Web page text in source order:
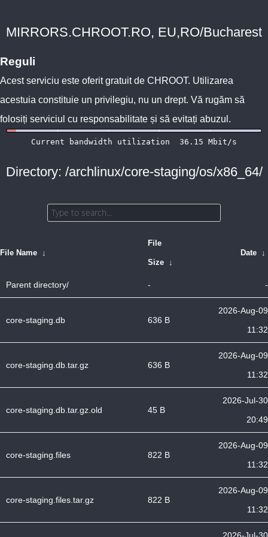
MIRRORS.CHROOT.RO, EU,RO/Bucharest
Reguli
Acest serviciu este oferit gratuit de CHROOT. Utilizarea
acestuia constituie un privilegiu, nu un drept. Vă rugăm să
folosiți serviciul cu responsabilitate și să evitați abuzul.
Directory: /archlinux/core-staging/os/x86_64/
File Name ↓
File
Size ↓
Date ↓
Parent directory/ - -
core-staging.db 636 B
2026-Aug-09
11:32
core-staging.db.tar.gz 636 B
2026-Aug-09
11:32
core-staging.db.tar.gz.old 45 B
2026-Jul-30
20:49
core-staging.files 822 B
2026-Aug-09
11:32
core-staging.files.tar.gz 822 B
2026-Aug-09
11:32